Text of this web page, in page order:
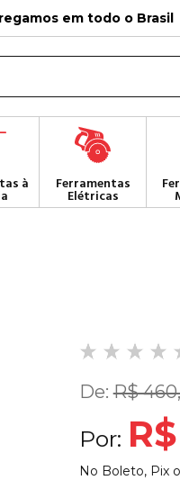
em todo o Brasil
à Ferramentas
Elétricas
De:R$
Por:
No Boleto, Pix